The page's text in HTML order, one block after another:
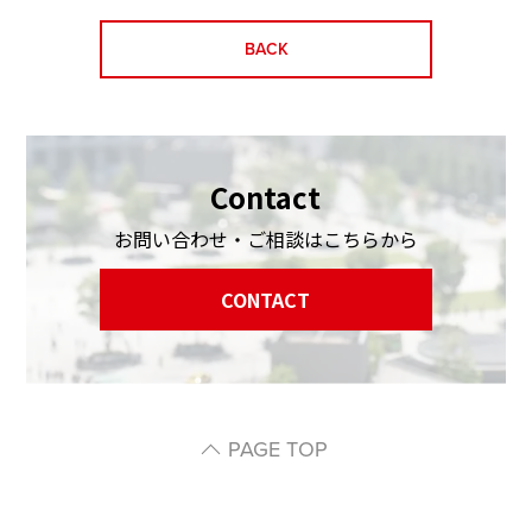
BACK
Contact
お問い合わせ・ご相談はこちらから
CONTACT
PAGE TOP